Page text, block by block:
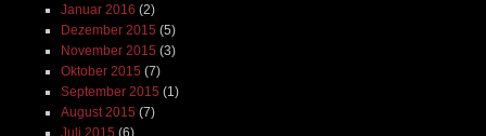
Januar 2016 (2)
Dezember 2015 (5)
November 2015 (3)
Oktober 2015 (7)
September 2015 (1)
August 2015 (7)
Juli 2015 (6)